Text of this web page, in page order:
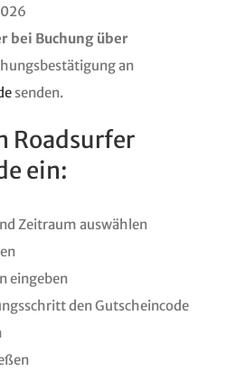
bei Buchung über
an
senden.
Roadsurfer
ein:
Zeitraum auswählen
eingeben
den Gutscheincode